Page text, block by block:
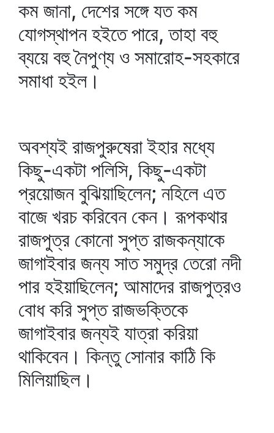
কম জানা, দেশের সঙ্গে যত কম
যোগস্থাপন হইতে পারে, তাহা বহু
ব্যয়ে বহু নৈপুণ্য ও সমারোহ-সহকারে
সমাধা হইল।
অবশ্যই রাজপুরুষেরা ইহার মধ্যে
কিছু-একটা পলিসি, কিছু-একটা
প্রয়োজন বুঝিয়াছিলেন; নহিলে এত
বাজে খরচ করিবেন কেন। রূপকথার
রাজপুত্র কোনো সুপ্ত রাজকন্যাকে
জাগাইবার জন্য সাত সমুদ্র তেরো নদী
পার হইয়াছিলেন; আমাদের রাজপুত্রও
বোধ করি সুপ্ত রাজভক্তিকে
জাগাইবার জন্যই যাত্রা করিয়া
থাকিবেন। কিন্তু সোনার কাঠি কি
মিলিয়াছিল।